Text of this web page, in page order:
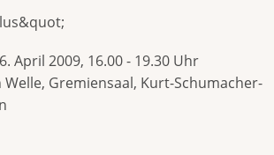
April 2009, 16.00 - 19.30 Uhr
Gremiensaal, Kurt-Schumacher-